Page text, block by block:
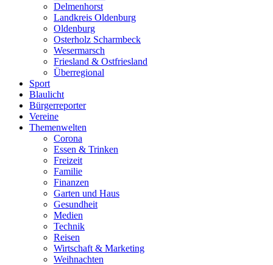
Delmenhorst
Landkreis Oldenburg
Oldenburg
Osterholz Scharmbeck
Wesermarsch
Friesland & Ostfriesland
Überregional
Sport
Blaulicht
Bürgerreporter
Vereine
Themenwelten
Corona
Essen & Trinken
Freizeit
Familie
Finanzen
Garten und Haus
Gesundheit
Medien
Technik
Reisen
Wirtschaft & Marketing
Weihnachten